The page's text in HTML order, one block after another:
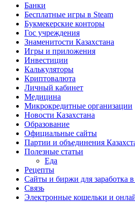
Банки
Бесплатные игры в Steam
Букмекерские конторы
Гос учреждения
Знаменитости Казахстана
Игры и приложения
Инвестиции
Калькуляторы
Криптовалюта
Личный кабинет
Медицина
Микрокредитные организации
Новости Казахстана
Образование
Официальные сайты
Партии и объединения
Полезные статьи
Еда
Рецепты
Сайты и биржи для заработка в
Связь
Электронные кошельки и